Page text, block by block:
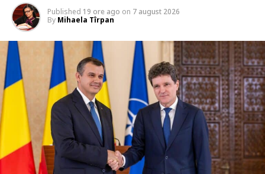
Published 19 ore ago on 7 august 2026
By Mihaela Tîrpan